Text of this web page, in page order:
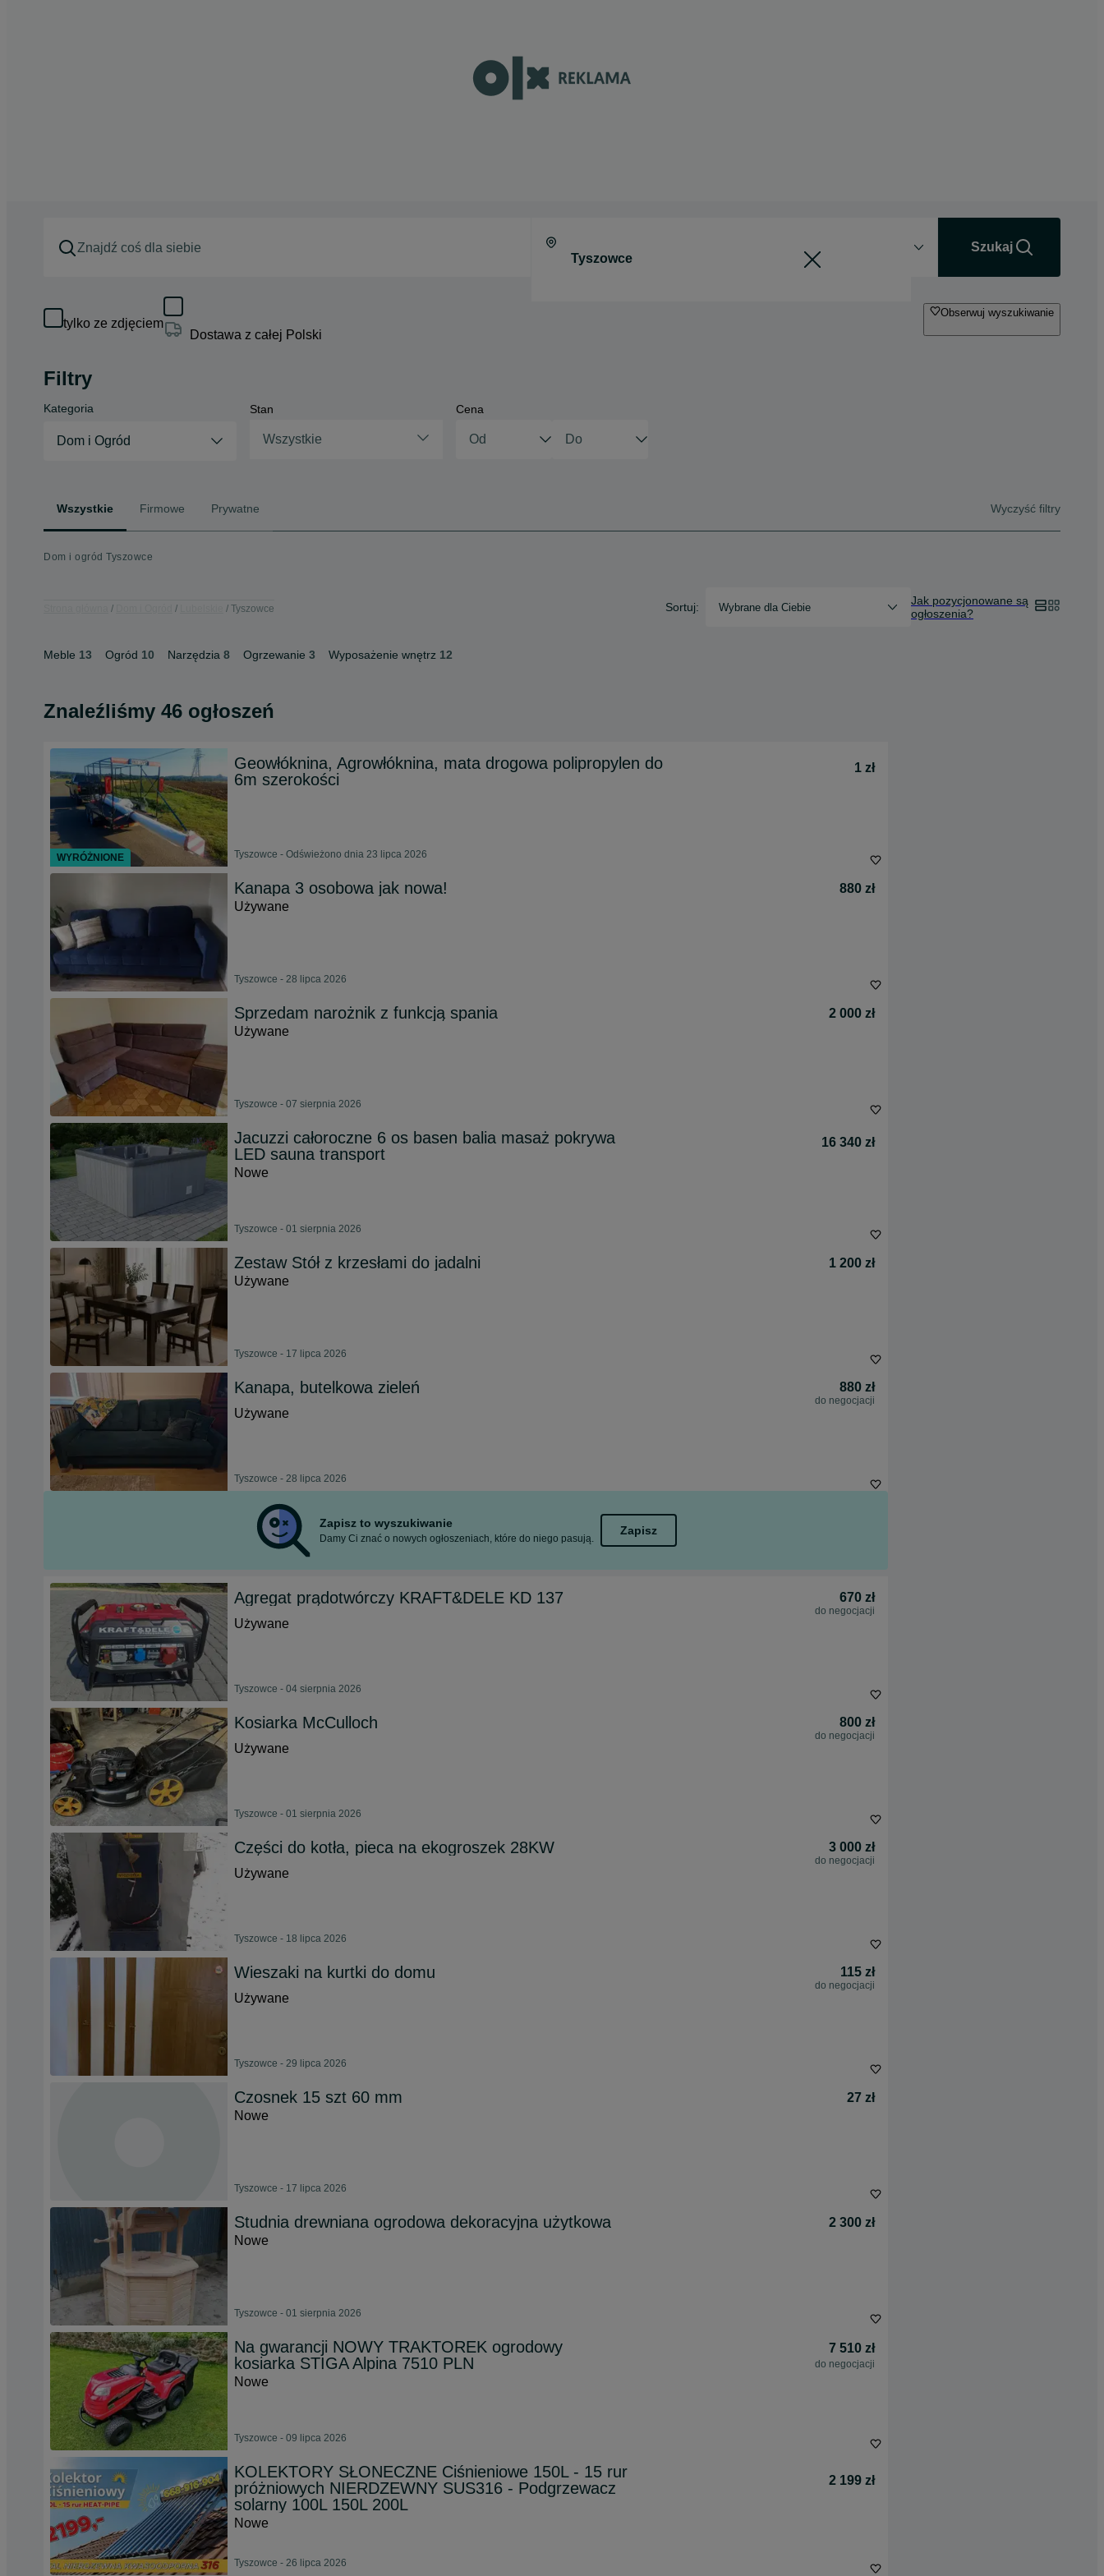
Szukaj
tylko ze zdjęciem
Dostawa z całej Polski
Obserwuj wyszukiwanie
Filtry
Kategoria
Dom i Ogród
Stan
Wszystkie
Cena
Wszystkie Firmowe Prywatne Wyczyść filtry
Dom i ogród Tyszowce
Tyszowce Sortuj: Wybrane dla Ciebie
Jak pozycjonowane są
ogłoszenia?
Meble 13 Ogród 10 Narzędzia 8 Ogrzewanie 3 Wyposażenie wnętrz 12
Znaleźliśmy 46 ogłoszeń
Geowłóknina, Agrowłóknina, mata drogowa polipropylen do
6m szerokości
1 zł
Tyszowce - Odświeżono dnia 23 lipca 2026
Kanapa 3 osobowa jak nowa!
880 zł
Używane
Tyszowce - 28 lipca 2026
Sprzedam narożnik z funkcją spania
2 000 zł
Używane
Tyszowce - 07 sierpnia 2026
Jacuzzi całoroczne 6 os basen balia masaż pokrywa
LED sauna transport
16 340 zł
Nowe
Tyszowce - 01 sierpnia 2026
Zestaw Stół z krzesłami do jadalni
1 200 zł
Używane
Tyszowce - 17 lipca 2026
Kanapa, butelkowa zieleń 880 zł
do negocjacji
Używane
Tyszowce - 28 lipca 2026
Zapisz to wyszukiwanie
Damy Ci znać o nowych ogłoszeniach, które do niego pasują.
Zapisz
Agregat prądotwórczy KRAFT&DELE KD 137 670 zł
do negocjacji
Używane
Tyszowce - 04 sierpnia 2026
Kosiarka McCulloch 800 zł
do negocjacji
Używane
Tyszowce - 01 sierpnia 2026
Części do kotła, pieca na ekogroszek 28KW 3 000 zł
do negocjacji
Używane
Tyszowce - 18 lipca 2026
Wieszaki na kurtki do domu 115 zł
do negocjacji
Używane
Tyszowce - 29 lipca 2026
Czosnek 15 szt 60 mm
27 zł
Nowe
Tyszowce - 17 lipca 2026
Studnia drewniana ogrodowa dekoracyjna użytkowa
2 300 zł
Nowe
Tyszowce - 01 sierpnia 2026
Na gwarancji NOWY TRAKTOREK ogrodowy
kosiarka STIGA Alpina 7510 PLN
7 510 zł
do negocjacji
Nowe
Tyszowce - 09 lipca 2026
KOLEKTORY SŁONECZNE Ciśnieniowe 150L - 15 rur
próżniowych NIERDZEWNY SUS316 - Podgrzewacz
solarny 100L 150L 200L
2 199 zł
Nowe
Tyszowce - 26 lipca 2026
WYRÓŻNIONE